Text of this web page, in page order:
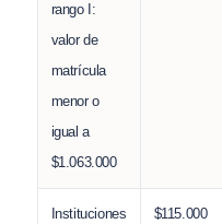
rango I:
valor de
matrícula
menor o
igual a
$1.063.000
Instituciones
$115.000